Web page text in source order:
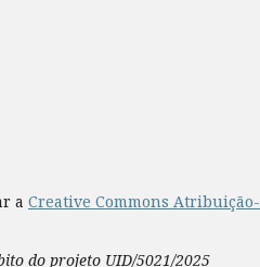
a Creative Commons Atribuição-
do projeto UID/5021/2025